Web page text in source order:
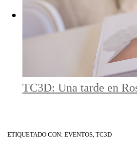
TC3D: Una tarde en
ETIQUETADO CON: EVENTOS, TC3D